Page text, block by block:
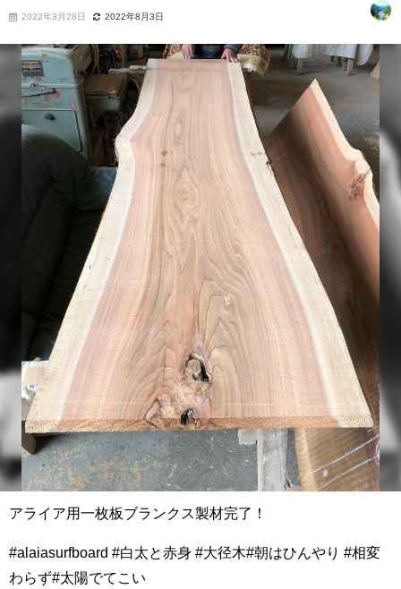
2022年3月28日 2022年8月3日
アライア用一枚板ブランクス製材完了！
#alaiasurfboard #白太と赤身 #大径木#朝はひんやり #相変
わらず#太陽でてこい